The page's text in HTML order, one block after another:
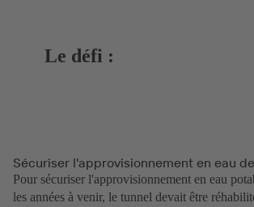
Le défi :
Sécuriser l'approvisionnement en eau
Pour sécuriser l'approvisionnement en eau
les années à venir, le tunnel devait être